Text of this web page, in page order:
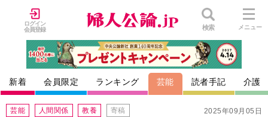
ログイン
会員登録
検索 メニュー
新着 会員限定 ランキング 芸能 読者手記 介護
2025年09月05日
芸能 人間関係 教養 寄稿